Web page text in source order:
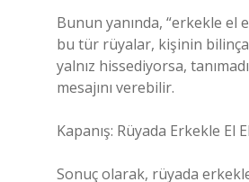
Bunun yanında, “erkekle
bu tür rüyalar, kişinin
yalnız hissediyorsa,
mesajını verebilir.
Kapanış: Rüyada Erkekle El
Sonuç olarak, rüyada